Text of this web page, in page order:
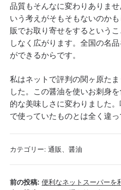
品質もそんなに変わりありま
いう考えがそもそもないのか
販でお取り寄せをするという
しなく広がります。全国の名
ができるからです。
私はネットで評判の関ヶ原た
した。この醤油を使いお刺身
的な美味しさに変わりました
で使っていたものとは全く違っ
カテゴリー: 通販、 醤油
前の投稿: 便利なネットスーパーを